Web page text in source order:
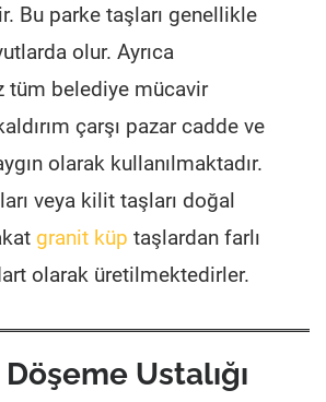
Bu parke taşları genellikle
olur. Ayrıca
tüm belediye mücavir
çarşı pazar cadde ve
olarak kullanılmaktadır.
veya kilit taşları doğal
granit küp taşlardan farlı
olarak üretilmektedirler.
Döşeme Ustalığı